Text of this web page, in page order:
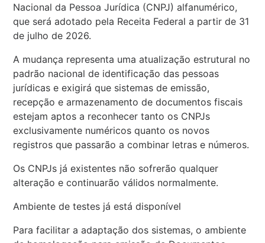
Nacional da Pessoa Jurídica (CNPJ) alfanumérico,
que será adotado pela Receita Federal a partir de 31
de julho de 2026.
A mudança representa uma atualização estrutural no
padrão nacional de identificação das pessoas
jurídicas e exigirá que sistemas de emissão,
recepção e armazenamento de documentos fiscais
estejam aptos a reconhecer tanto os CNPJs
exclusivamente numéricos quanto os novos
registros que passarão a combinar letras e números.
Os CNPJs já existentes não sofrerão qualquer
alteração e continuarão válidos normalmente.
Ambiente de testes já está disponível
Para facilitar a adaptação dos sistemas, o ambiente